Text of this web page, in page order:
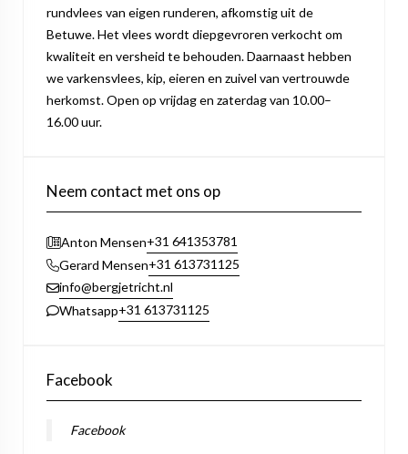
rundvlees van eigen runderen, afkomstig uit de
Betuwe. Het vlees wordt diepgevroren verkocht om
kwaliteit en versheid te behouden. Daarnaast hebben
we varkensvlees, kip, eieren en zuivel van vertrouwde
herkomst. Open op vrijdag en zaterdag van 10.00–
16.00 uur.
Neem contact met ons op
Anton Mensen+31 641353781
Gerard Mensen+31 613731125
info@bergjetricht.nl
Whatsapp+31 613731125
Facebook
Facebook